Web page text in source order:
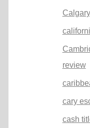
review
cary
cash